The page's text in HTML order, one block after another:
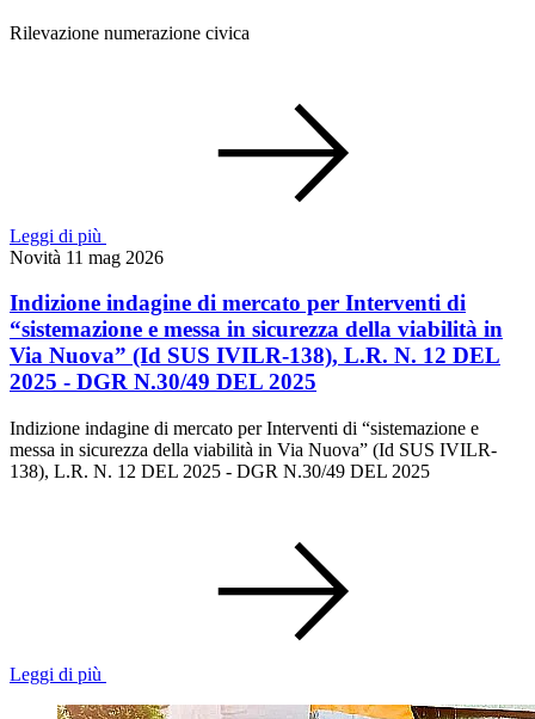
Rilevazione numerazione civica
Leggi di più
Novità 11 mag 2026
Indizione indagine di mercato per Interventi di
“sistemazione e messa in sicurezza della viabilità in
Via Nuova” (Id SUS IVILR-138), L.R. N. 12 DEL
2025 - DGR N.30/49 DEL 2025
Indizione indagine di mercato per Interventi di “sistemazione e
messa in sicurezza della viabilità in Via Nuova” (Id SUS IVILR-
138), L.R. N. 12 DEL 2025 - DGR N.30/49 DEL 2025
Leggi di più